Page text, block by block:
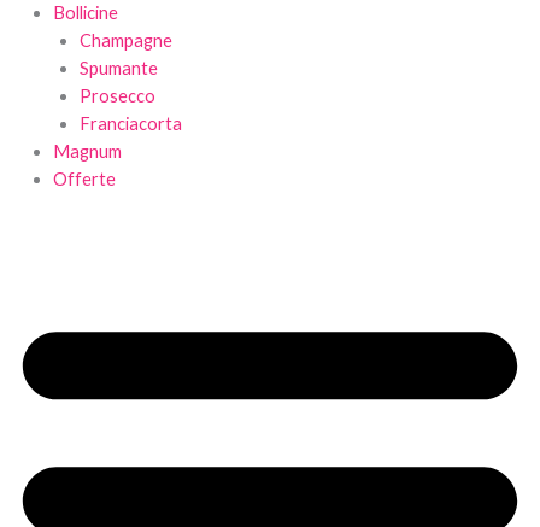
Bollicine
Champagne
Spumante
Prosecco
Franciacorta
Magnum
Offerte